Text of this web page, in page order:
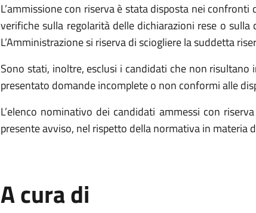
L’ammissione con riserva è stata disposta nei
verifiche sulla regolarità delle dichiarazioni rese o
L’Amministrazione si riserva di sciogliere la suddetta
Sono stati, inoltre, esclusi i candidati che non
presentato domande incomplete o non conformi alle
L’elenco nominativo dei candidati ammessi con
presente avviso, nel rispetto della normativa in materia
A cura di